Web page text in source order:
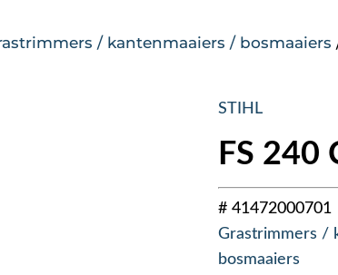
/ kantenmaaiers / bosmaaiers
STIHL
FS 240
# 41472000701
Grastrimmers /
bosmaaiers